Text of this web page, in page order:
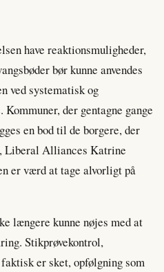
have reaktionsmuligheder,
bør kunne anvendes
ved systematisk og
der gentagne gange
en bod til de borgere, der
Liberal Alliances Katrine
er værd at tage alvorligt på
længere kunne nøjes med at
Stikprøvekontrol,
er sket, opfølgning som